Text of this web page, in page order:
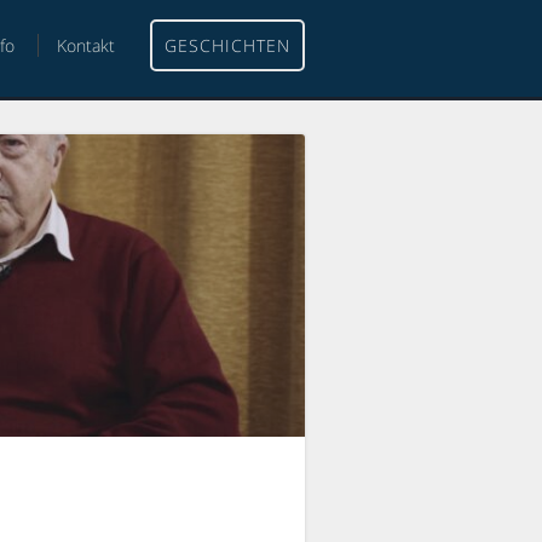
Kontakt GESCHICHTEN